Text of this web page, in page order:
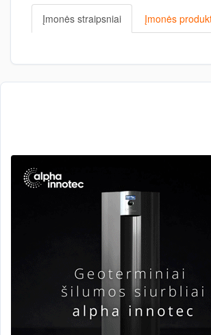
Įmonės straipsniai Įmonės